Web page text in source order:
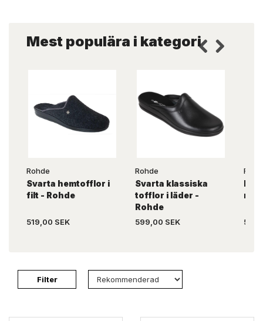
Mest populära i kategori
Rohde
Svarta hemtofflor i
filt - Rohde
519,00 SEK
Rohde
Svarta klassiska
tofflor i läder -
Rohde
599,00 SEK
Filter